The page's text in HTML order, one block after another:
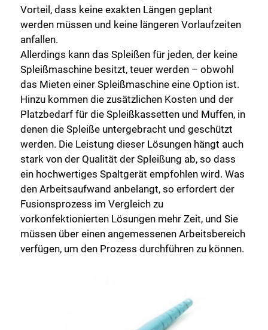
Vorteil, dass keine exakten Längen geplant
werden müssen und keine längeren Vorlaufzeiten
anfallen.
Allerdings kann das Spleißen für jeden, der keine
Spleißmaschine besitzt, teuer werden – obwohl
das Mieten einer Spleißmaschine eine Option ist.
Hinzu kommen die zusätzlichen Kosten und der
Platzbedarf für die Spleißkassetten und Muffen, in
denen die Spleiße untergebracht und geschützt
werden. Die Leistung dieser Lösungen hängt auch
stark von der Qualität der Spleißung ab, so dass
ein hochwertiges Spaltgerät empfohlen wird. Was
den Arbeitsaufwand anbelangt, so erfordert der
Fusionsprozess im Vergleich zu
vorkonfektionierten Lösungen mehr Zeit, und Sie
müssen über einen angemessenen Arbeitsbereich
verfügen, um den Prozess durchführen zu können.